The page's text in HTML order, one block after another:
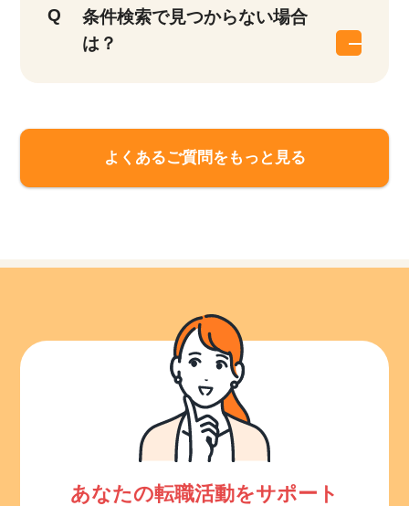
条件検索で見つからない場合
は？
よくあるご質問をもっと見る
あなたの転職活動をサポート